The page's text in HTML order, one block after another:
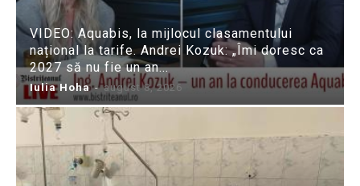
VIDEO: Aquabis, la mijlocul clasamentului
național la tarife. Andrei Kozuk: „Îmi doresc ca
2027 să nu fie un an...
Iulia Hoha - august 8, 2026